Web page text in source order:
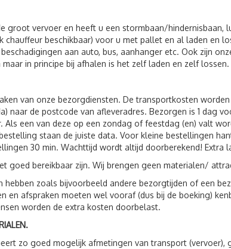
groot vervoer en heeft u een stormbaan/hindernisbaan,
chauffeur beschikbaar) voor u met pallet en al laden en
aan auto, bus, aanhanger etc. Ook zijn
in principe bij afhalen is het zelf laden en zelf lossen.
van onze bezorgdiensten. De transportkosten
naar de postcode van afleveradres. Bezorgen is 1 dag
Als een van deze op een zondag of feestdag (en) valt
staan de juiste data. Voor kleine bestellingen
30 min. Wachttijd wordt altijd doorberekend! Extra
goed bereikbaar zijn. Wij brengen geen materialen/
hebben zoals bijvoorbeeld andere bezorgtijden of een
en afspraken moeten wel vooraf (dus bij de boeking)
worden de extra kosten doorbelast.
zo goed mogelijk afmetingen van transport